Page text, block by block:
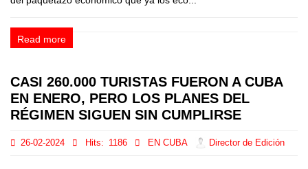
Read more
CASI 260.000 TURISTAS FUERON A CUBA
EN ENERO, PERO LOS PLANES DEL
RÉGIMEN SIGUEN SIN CUMPLIRSE
26-02-2024 Hits: 1186 EN CUBA Director de Edición